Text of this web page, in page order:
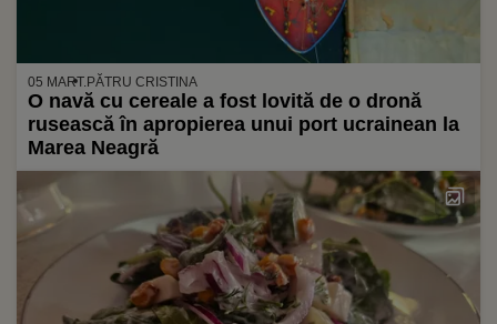
05 MART.PĂTRU CRISTINA
O navă cu cereale a fost lovită de o dronă
rusească în apropierea unui port ucrainean la
Marea Neagră